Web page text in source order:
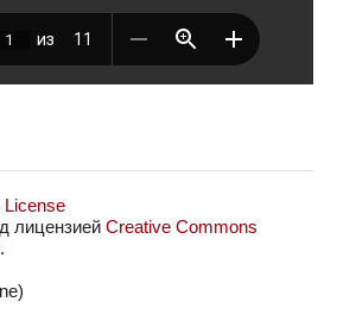
лицензией Creative Commons
.